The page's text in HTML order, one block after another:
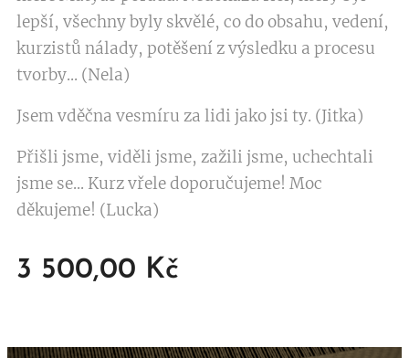
lepší, všechny byly skvělé, co do obsahu, vedení,
kurzistů nálady, potěšení z výsledku a procesu
tvorby... (Nela)
Jsem vděčna vesmíru za lidi jako jsi ty. (Jitka)
Přišli jsme, viděli jsme, zažili jsme, uchechtali
jsme se... Kurz vřele doporučujeme! Moc
děkujeme! (Lucka)
3 500,00 Kč